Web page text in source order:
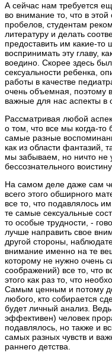
А сейчас нам требуется
во внимание то, что в
пробелов, студентам
литературу и делать
предоставить им какие-
воспринимать эту главу,
воедино. Скорее здесь
сексуальности ребенка,
работы в качестве
очень объемная, поэтому
важные для нас аспекты в
Рассматривая любой
о том, что все мы когда-то
самые разные
как из области фантазий,
мы забываем, но ничто не
бессознательного
На самом деле даже сам
всего этого обширного
все то, что подавлялось
те самые сексуальные
то особые трудности, -
лучше направить свое
другой стороны,
внимание именно на те
которому не нужно очень
соображений) все то, что
этого как раз то, что
Самым ценным и потому
любого, кто собирается
будет личный анализ.
эффективен) человек
подавлялось, но также и
самых разных чувств и
раннего детства.